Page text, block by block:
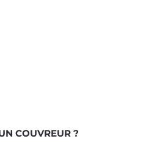
COUVREUR ?